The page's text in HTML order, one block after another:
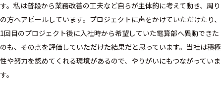
す。私は普段から業務改善の工夫など自らが主体的に考えて動き、周り
の方へアピールしています。プロジェクトに声をかけていただけたり、
1回目のプロジェクト後に入社時から希望していた電算部へ異動できた
のも、その点を評価していただけた結果だと思っています。当社は積極
性や努力を認めてくれる環境があるので、やりがいにもつながっていま
す。